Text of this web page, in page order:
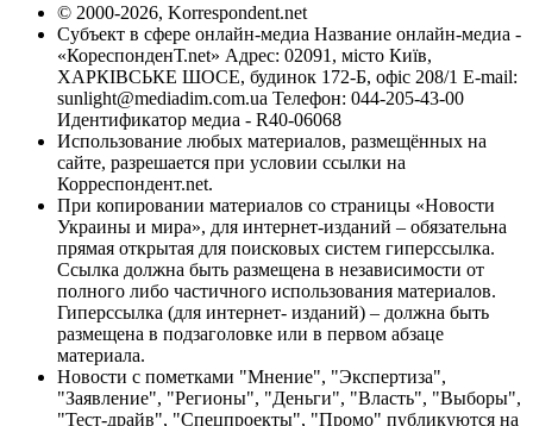
© 2000-2026, Korrespondent.net
Субъект в сфере онлайн-медиа Название онлайн-медиа -
«КореспонденТ.net» Адрес: 02091, місто Київ,
ХАРКІВСЬКЕ ШОСЕ, будинок 172-Б, офіс 208/1 E-mail:
sunlight@mediadim.com.ua Телефон: 044-205-43-00
Идентификатор медиа - R40-06068
Использование любых материалов, размещённых на
сайте, разрешается при условии ссылки на
Корреспондент.net.
При копировании материалов со страницы «Новости
Украины и мира», для интернет-изданий – обязательна
прямая открытая для поисковых систем гиперссылка.
Ссылка должна быть размещена в независимости от
полного либо частичного использования материалов.
Гиперссылка (для интернет- изданий) – должна быть
размещена в подзаголовке или в первом абзаце
материала.
Новости с пометками "Мнение", "Экспертиза",
"Заявление", "Регионы", "Деньги", "Власть", "Выборы",
"Тест-драйв", "Спецпроекты", "Промо" публикуются на